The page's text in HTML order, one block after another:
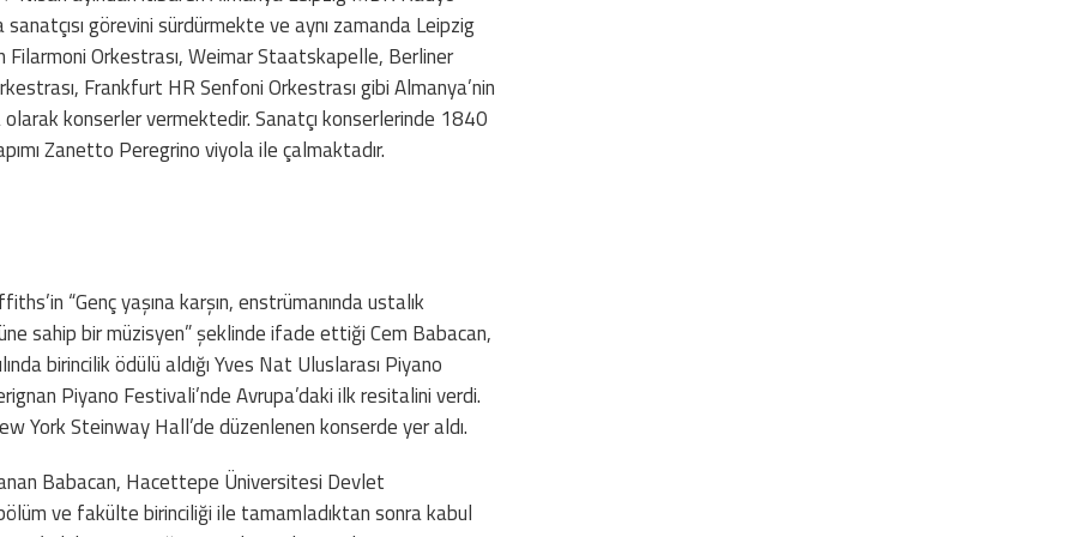
sanatçısı görevini sürdürmekte ve aynı zamanda Leipzig
Filarmoni Orkestrası, Weimar Staatskapelle, Berliner
Frankfurt HR Senfoni Orkestrası gibi Almanya’nin
konserler vermektedir. Sanatçı konserlerinde 1840
Zanetto Peregrino viyola ile çalmaktadır.
“Genç yaşına karşın, enstrümanında ustalık
sahip bir müzisyen” şeklinde ifade ettiği Cem Babacan,
birincilik ödülü aldığı Yves Nat Uluslarası Piyano
Piyano Festivali’nde Avrupa’daki ilk resitalini verdi.
York Steinway Hall’de düzenlenen konserde yer aldı.
Babacan, Hacettepe Üniversitesi Devlet
ve fakülte birinciliği ile tamamladıktan sonra kabul